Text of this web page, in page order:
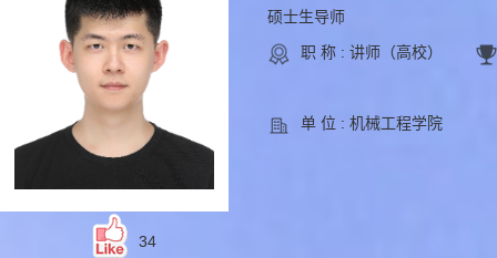
34
硕士生导师
职 称 : 讲师（高校）
单 位 : 机械工程学院